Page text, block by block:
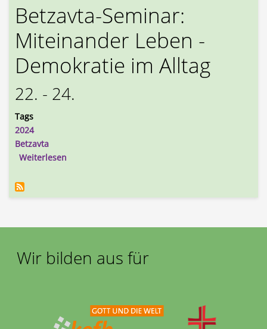
Betzavta-Seminar:
Miteinander Leben -
Demokratie im Alltag
22. - 24.
Tags
2024
Betzavta
Weiterlesen
Wir bilden aus für